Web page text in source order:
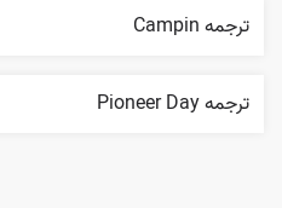
ترجمه Campin
ترجمه Pioneer Day